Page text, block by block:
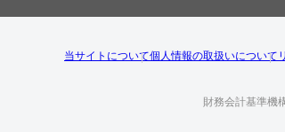
当サイトについて個人情報の取扱いについて
財務会計基準機